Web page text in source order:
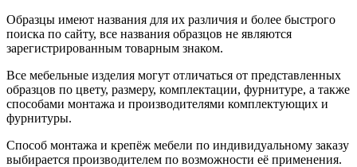
Образцы имеют названия для их различия и более быстрого
поиска по сайту, все названия образцов не являются
зарегистрированным товарным знаком.
Все мебельные изделия могут отличаться от представленных
образцов по цвету, размеру, комплектации, фурнитуре, а также
способами монтажа и производителями комплектующих и
фурнитуры.
Способ монтажа и крепёж мебели по индивидуальному заказу
выбирается производителем по возможности её применения.